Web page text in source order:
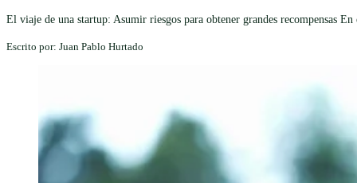
El viaje de una startup: Asumir riesgos para obtener grandes recompensas
Escrito por: Juan Pablo Hurtado